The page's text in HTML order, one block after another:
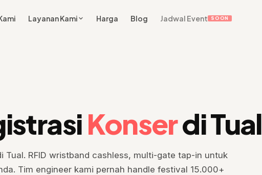
Layanan Kami Harga Blog Jadwal Event SOON
Konserdi Tual
Tual. RFID wristband cashless, multi-gate tap-in untuk
Tim engineer kami pernah handle festival 15.000+